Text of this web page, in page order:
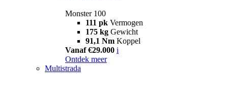
Monster 100
111 pk Vermogen
175 kg Gewicht
91,1 Nm Koppel
Vanaf €29.000 i
Ontdek meer
Multistrada